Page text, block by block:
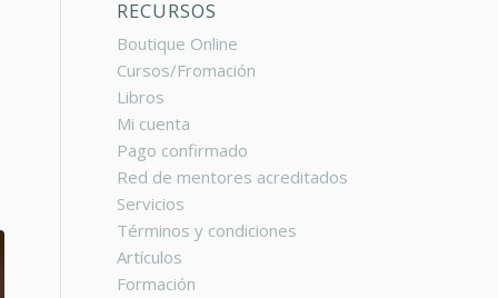
RECURSOS
Boutique Online
Cursos/Fromación
Libros
Mi cuenta
Pago confirmado
Red de mentores acreditados
Servicios
Términos y condiciones
Artículos
Formación